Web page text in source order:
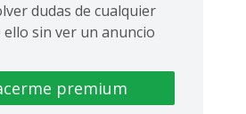
dudas de cualquier
sin ver un anuncio
premium